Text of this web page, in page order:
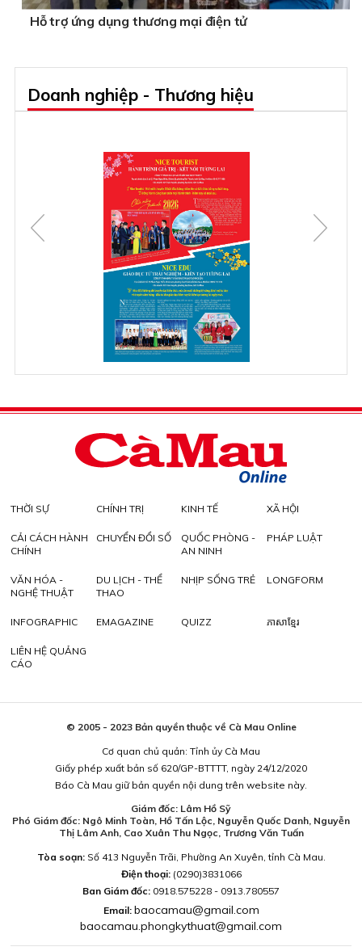
Hỗ trợ ứng dụng thương mại điện tử
Doanh nghiệp - Thương hiệu
THỜI SỰ CHÍNH TRỊ KINH TẾ XÃ HỘI
CẢI CÁCH HÀNH
CHÍNH
CHUYỂN ĐỔI SỐ
QUỐC PHÒNG -
AN NINH
PHÁP LUẬT
VĂN HÓA -
NGHỆ THUẬT
DU LỊCH - THỂ
THAO
NHỊP SỐNG TRẺ LONGFORM
INFOGRAPHIC EMAGAZINE QUIZZ ភាសាខ្មែរ
LIÊN HỆ QUẢNG
CÁO
© 2005 - 2023 Bản quyền thuộc về Cà Mau Online
Cơ quan chủ quản: Tỉnh ủy Cà Mau
Giấy phép xuất bản số 620/GP-BTTTT, ngày 24/12/2020
Báo Cà Mau giữ bản quyền nội dung trên website này.
Giám đốc: Lâm Hồ Sỹ
Phó Giám đốc: Ngô Minh Toàn, Hồ Tấn Lộc, Nguyễn Quốc Danh, Nguyễn
Thị Lâm Anh, Cao Xuân Thu Ngọc, Trương Văn Tuấn
Tòa soạn:Số 413 Nguyễn Trãi, Phường An Xuyên, tỉnh Cà Mau.
Điện thoại: (0290)3831066
Ban Giám đốc: 0918.575228 - 0913.780557
Email: baocamau@gmail.com
baocamau.phongkythuat@gmail.com